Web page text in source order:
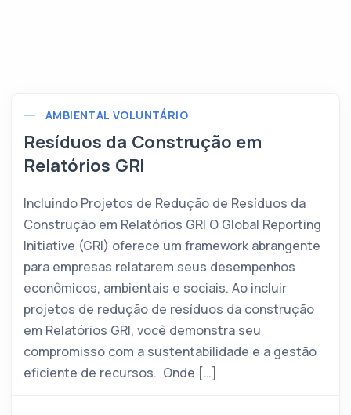
AMBIENTAL VOLUNTÁRIO
Resíduos da Construção em
Relatórios GRI
Incluindo Projetos de Redução de Resíduos da
Construção em Relatórios GRI O Global Reporting
Initiative (GRI) oferece um framework abrangente
para empresas relatarem seus desempenhos
econômicos, ambientais e sociais. Ao incluir
projetos de redução de resíduos da construção
em Relatórios GRI, você demonstra seu
compromisso com a sustentabilidade e a gestão
eficiente de recursos. Onde […]